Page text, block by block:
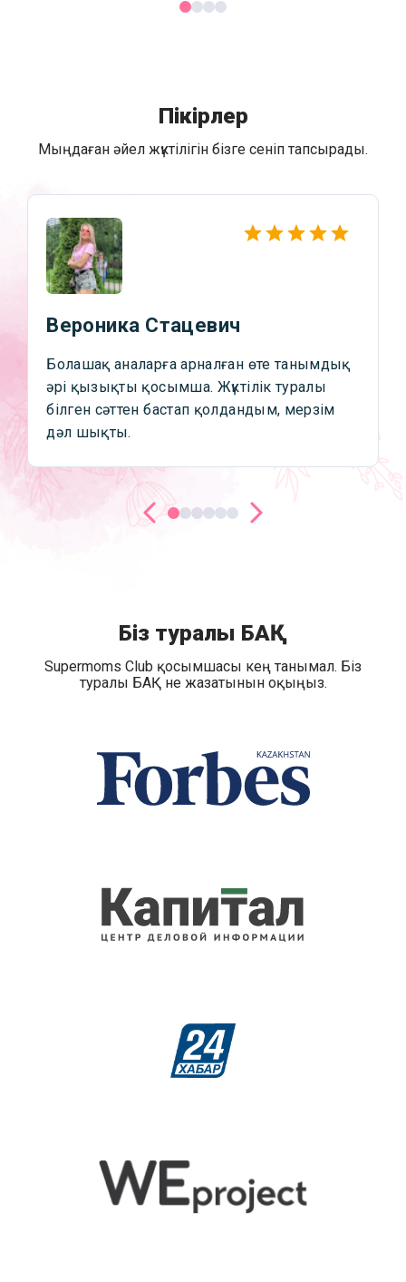
Пікірлер
Мыңдаған әйел жүктілігін бізге сеніп тапсырады.
Вероника Стацевич
Болашақ аналарға арналған өте танымдық
әрі қызықты қосымша. Жүктілік туралы
білген сәттен бастап қолдандым, мерзім
дәл шықты.
Біз туралы БАҚ
Supermoms Club қосымшасы кең танымал. Біз
туралы БАҚ не жазатынын оқыңыз.